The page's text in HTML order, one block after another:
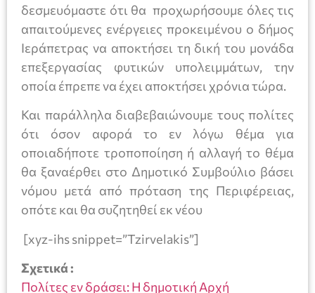
δεσμευόμαστε ότι θα προχωρήσουμε όλες τις
απαιτούμενες ενέργειες προκειμένου ο δήμος
Ιεράπετρας να αποκτήσει τη δική του μονάδα
επεξεργασίας φυτικών υπολειμμάτων, την
οποία έπρεπε να έχει αποκτήσει χρόνια τώρα.
Και παράλληλα διαβεβαιώνουμε τους πολίτες
ότι όσον αφορά το εν λόγω θέμα για
οποιαδήποτε τροποποίηση ή αλλαγή το θέμα
θα ξαναέρθει στο Δημοτικό Συμβούλιο βάσει
νόμου μετά από πρόταση της Περιφέρειας,
οπότε και θα συζητηθεί εκ νέου
[xyz-ihs snippet=”Tzirvelakis”]
Σχετικά :
Πολίτες εν δράσει: Η δημοτική Αρχή